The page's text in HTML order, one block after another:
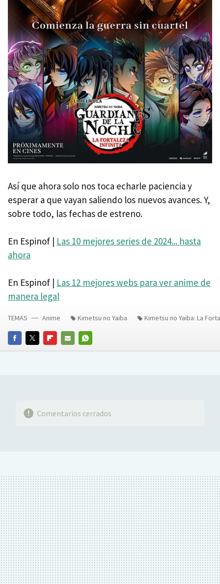
Así que ahora solo nos toca echarle paciencia y
esperar a que vayan saliendo los nuevos avances. Y,
sobre todo, las fechas de estreno.
En Espinof | Las 10 mejores series de 2024... hasta
ahora
En Espinof | Las 12 mejores webs para ver anime de
manera legal
FACEBOOKTWITTERFLIPBOARD
E-
WHATSAPP
TEMAS Anime Kimetsu no Yaiba Kimetsu no Yaiba: La
Comentarios cerrados